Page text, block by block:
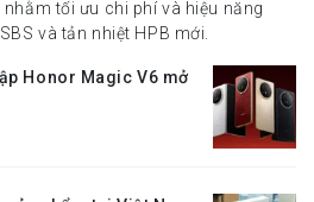
tối ưu chi phí và hiệu năng
và tản nhiệt HPB mới.
Honor Magic V6 mở